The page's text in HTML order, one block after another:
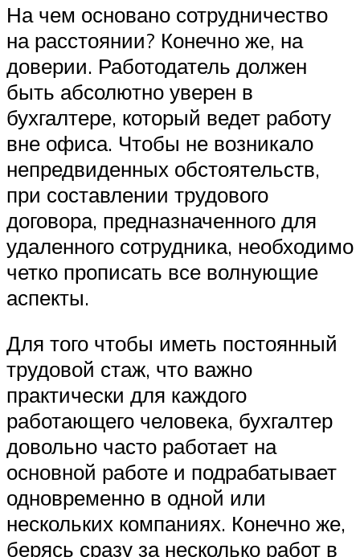
На чем основано сотрудничество
на расстоянии? Конечно же, на
доверии. Работодатель должен
быть абсолютно уверен в
бухгалтере, который ведет работу
вне офиса. Чтобы не возникало
непредвиденных обстоятельств,
при составлении трудового
договора, предназначенного для
удаленного сотрудника, необходимо
четко прописать все волнующие
аспекты.
Для того чтобы иметь постоянный
трудовой стаж, что важно
практически для каждого
работающего человека, бухгалтер
довольно часто работает на
основной работе и подрабатывает
одновременно в одной или
нескольких компаниях. Конечно же,
берясь сразу за несколько работ в